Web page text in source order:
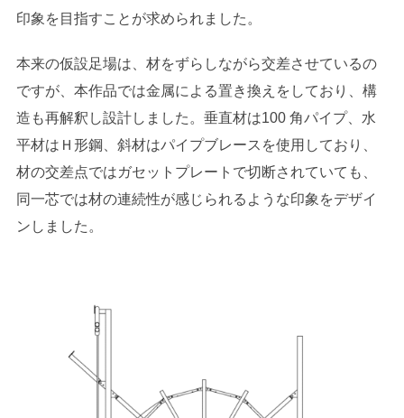
印象を目指すことが求められました。
本来の仮設足場は、材をずらしながら交差させているの
ですが、本作品では金属による置き換えをしており、構
造も再解釈し設計しました。垂直材は100 角パイプ、水
平材はＨ形鋼、斜材はパイプブレースを使用しており、
材の交差点ではガセットプレートで切断されていても、
同一芯では材の連続性が感じられるような印象をデザイ
ンしました。